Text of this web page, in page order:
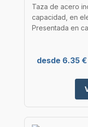
Taza de acero
capacidad, en
Presentada en
desde 6.35 €